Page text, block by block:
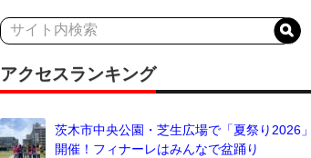
アクセスランキング
茨木市中央公園・芝生広場で「夏祭り2026」
開催！フィナーレはみんなで盆踊り